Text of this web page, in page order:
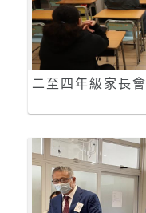
二至四年級家長會